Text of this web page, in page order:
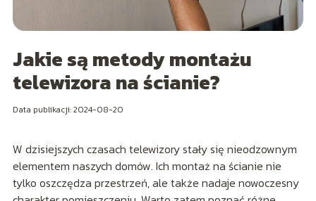
Jakie są metody montażu
telewizora na ścianie?
Data publikacji: 2024-08-20
W dzisiejszych czasach telewizory stały się nieodzownym
elementem naszych domów. Ich montaż na ścianie nie
tylko oszczędza przestrzeń, ale także nadaje nowoczesny